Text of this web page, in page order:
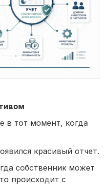
в тот момент, когда
красивый отчет.
собственник может
происходит с